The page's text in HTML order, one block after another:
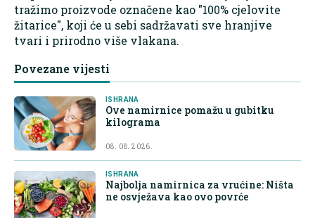
tražimo proizvode označene kao "100% cjelovite
žitarice", koji će u sebi sadržavati sve hranjive
tvari i prirodno više vlakana.
Povezane vijesti
ISHRANA
Ove namirnice pomažu u gubitku
kilograma
08. 08. 2026.
ISHRANA
Najbolja namirnica za vrućine: Ništa
ne osvježava kao ovo povrće